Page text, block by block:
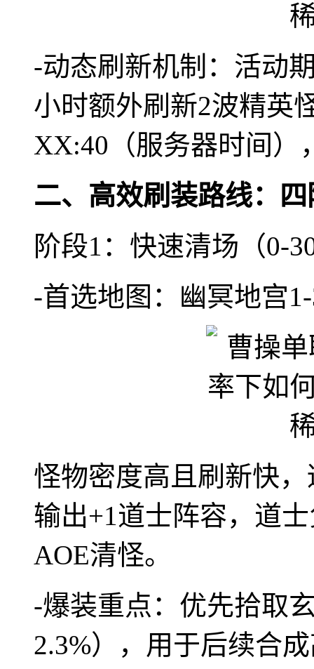
-动态刷新机制：活动
小时额外刷新2波精英
XX:40（服务器时间）
二、高效刷装路线：
阶段1：快速清场（0-
-首选地图：幽冥地宫
怪物密度高且刷新快
输出+1道士阵容，道
AOE清怪。
-爆装重点：优先拾取
2.3%），用于后续合